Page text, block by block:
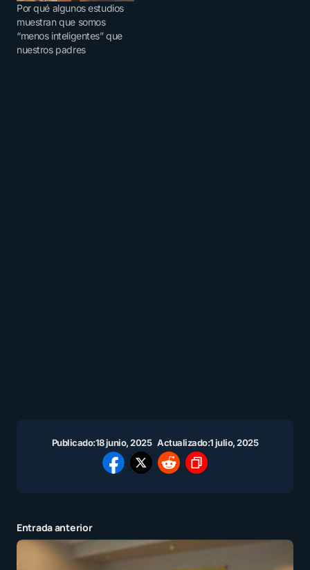
Por qué algunos estudios
muestran que somos
“menos inteligentes” que
nuestros padres
Publicado:18 junio, 2025 Actualizado:1 julio, 2025
Entrada anterior